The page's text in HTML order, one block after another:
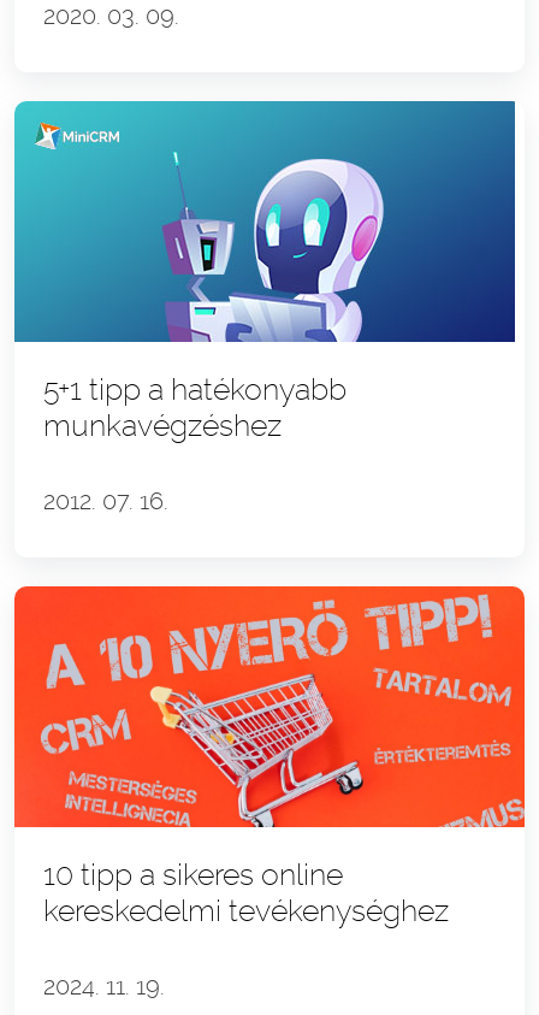
2020. 03. 09.
5+1 tipp a hatékonyabb
munkavégzéshez
2012. 07. 16.
10 tipp a sikeres online
kereskedelmi tevékenységhez
2024. 11. 19.